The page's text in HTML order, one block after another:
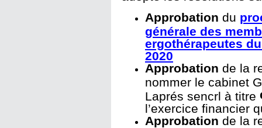
Approbation du
générale des
ergothérapeutes
2020
Approbation de la
nommer le cabinet
Laprés sencrl à titre
l’exercice financier
Approbation de la